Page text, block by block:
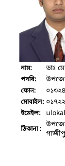
নাম: ডাঃ
পদবি:
ফোন:
মোবাইল:
ইমেইল:
ঠিকানা :